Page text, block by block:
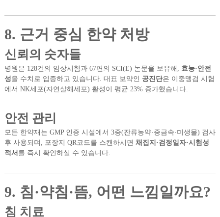
8. 근거 중심 한약 처방
신뢰의 숫자들
병원은 128건의 임상시험과 67편의 SCI(E) 논문을 보유해, 효능·안전
성을 수치로 입증하고 있습니다. 대표 보약인 공진단은 이중맹검 시험
에서 NK세포(자연살해세포) 활성이 평균 23% 증가했습니다.
안전 관리
모든 한약재는 GMP 인증 시설에서 3중(잔류농약·중금속·미생물) 검사
후 사용되며, 포장지 QR코드를 스캔하시면 채집지·검정일자·시험성
적서 를 즉시 확인하실 수 있습니다.
9. 침·약침·뜸, 어떤 느낌일까요?
침 치료